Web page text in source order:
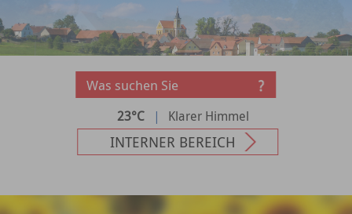
23°C | Klarer Himmel
INTERNER BEREICH